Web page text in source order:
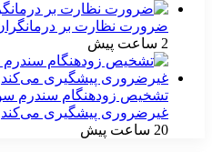
ضرورت نظارت بر
2 ساعت پیش
تشخیص زودهنگام سندرم
غیرضروری پیشگیری می‌کند
20 ساعت پیش